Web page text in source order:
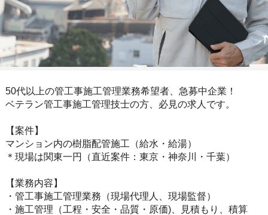
50代以上の管工事施工管理業務希望者、急募中企業！
ベテラン管工事施工管理技士の方、必見の求人です。
【案件】
マンション内の樹脂配管施工（給水・給湯）
＊現場は関東一円（直近案件：東京・神奈川・千葉）
【業務内容】
・管工事施工管理業務（現場代理人、現場監督）
・施工管理（工程・安全・品質・原価)、見積もり、積算